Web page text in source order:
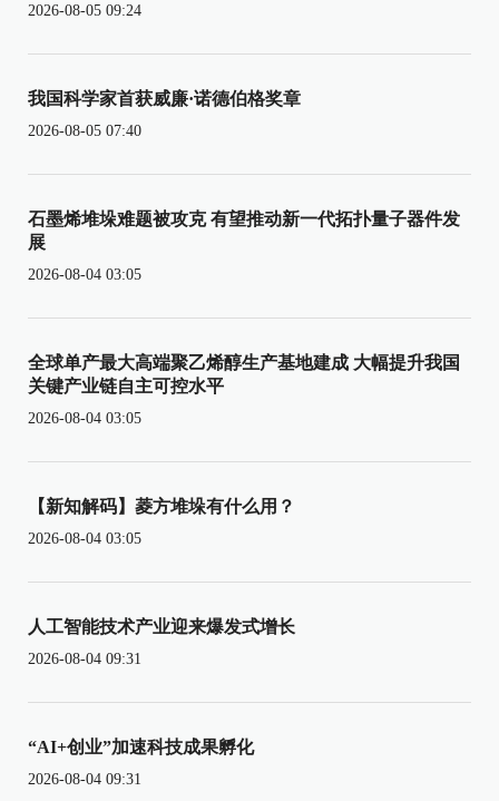
2026-08-05 09:24
我国科学家首获威廉·诺德伯格奖章
2026-08-05 07:40
石墨烯堆垛难题被攻克 有望推动新一代拓扑量子器件发
展
2026-08-04 03:05
全球单产最大高端聚乙烯醇生产基地建成 大幅提升我国
关键产业链自主可控水平
2026-08-04 03:05
【新知解码】菱方堆垛有什么用？
2026-08-04 03:05
人工智能技术产业迎来爆发式增长
2026-08-04 09:31
“AI+创业”加速科技成果孵化
2026-08-04 09:31